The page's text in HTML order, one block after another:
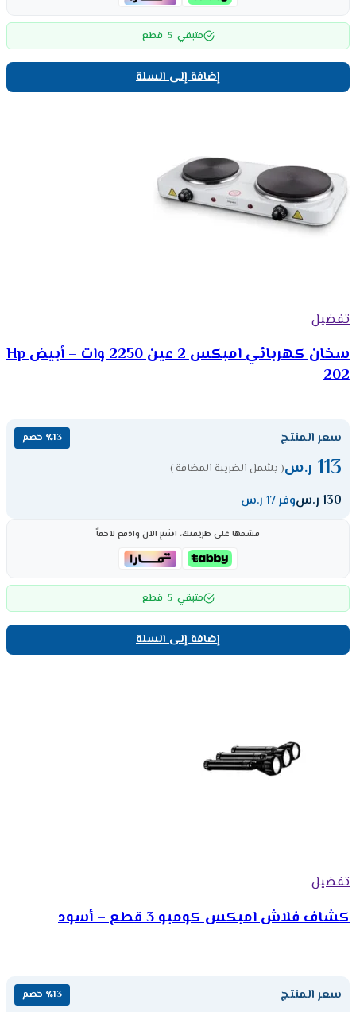
متبقي 5 قطع
إضافة إلى السلة
تفضيل
سخان كهربائي امبكس 2 عين 2250 وات – أبيض Hp
202
سعر المنتج ٪13 خصم
113 ر.س( يشمل الضريبة المضافة )
130ر.سوفر 17 ر.س
قسّمها على طريقتك، اشترِ الآن وادفع لاحقاً
متبقي 5 قطع
إضافة إلى السلة
تفضيل
كشاف فلاش امبكس كومبو 3 قطع – أسود
سعر المنتج ٪13 خصم